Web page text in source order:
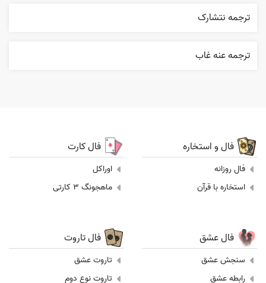
ترجمه نتشارک
ترجمه عنه غاب
فال و استخاره
فال روزانه
استخاره با قرآن
فال کارت
اوراکل
ماهجونگ 3 کارتی
فال عشق
سنجش عشق
رابطه عشق
فال تاروت
تاروت عشق
تاروت نوع دوم